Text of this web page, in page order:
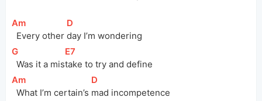
[
Am
  Every other
[D
day I’m wondering
[
G
  Was it a
mis
[E7
take to try and define
[
Am
  What I’m certain’s
[D
mad incompetence